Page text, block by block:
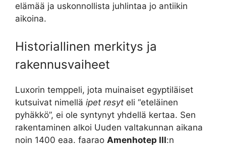
elämää ja uskonnollista juhlintaa jo antiikin
aikoina.
Historiallinen merkitys ja
rakennusvaiheet
Luxorin temppeli, jota muinaiset egyptiläiset
kutsuivat nimellä ipet resyt eli “eteläinen
pyhäkkö”, ei ole syntynyt yhdellä kertaa. Sen
rakentaminen alkoi Uuden valtakunnan aikana
noin 1400 eaa. faarao Amenhotep III:n